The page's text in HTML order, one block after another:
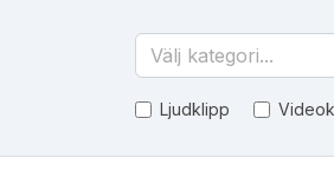
Välj kategori...
Ljudklipp